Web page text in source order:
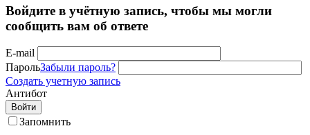
Войдите в учётную запись, чтобы мы могли
сообщить вам об ответе
E-mail
ПарольЗабыли пароль?
Создать учетную запись
Антибот
Войти
Запомнить